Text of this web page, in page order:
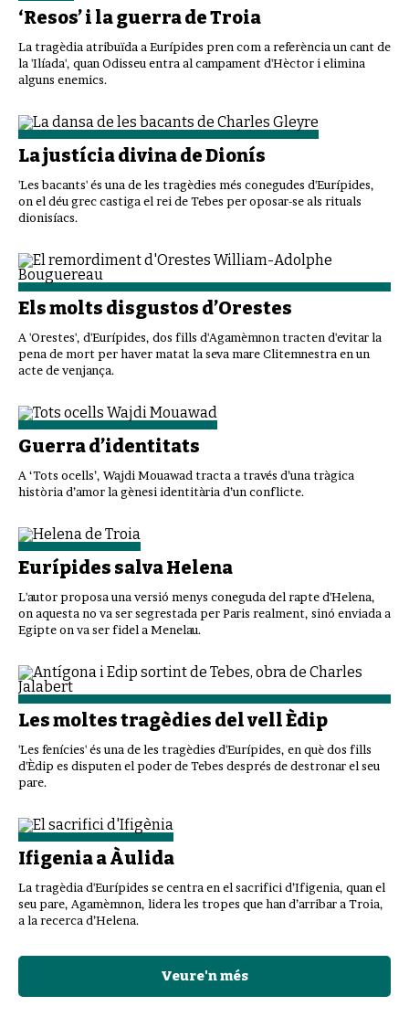
‘Resos’ i la guerra de Troia
La tragèdia atribuïda a Eurípides pren com a referència un cant de
la 'Ilíada', quan Odisseu entra al campament d'Hèctor i elimina
alguns enemics.
La justícia divina de Dionís
'Les bacants' és una de les tragèdies més conegudes d'Eurípides,
on el déu grec castiga el rei de Tebes per oposar-se als rituals
dionisíacs.
Els molts disgustos d’Orestes
A 'Orestes', d'Eurípides, dos fills d'Agamèmnon tracten d'evitar la
pena de mort per haver matat la seva mare Clitemnestra en un
acte de venjança.
Guerra d’identitats
A ‘Tots ocells’, Wajdi Mouawad tracta a través d’una tràgica
història d’amor la gènesi identitària d’un conflicte.
Eurípides salva Helena
L'autor proposa una versió menys coneguda del rapte d'Helena,
on aquesta no va ser segrestada per Paris realment, sinó enviada a
Egipte on va ser fidel a Menelau.
Les moltes tragèdies del vell Èdip
'Les fenícies' és una de les tragèdies d'Eurípides, en què dos fills
d'Èdip es disputen el poder de Tebes després de destronar el seu
pare.
Ifigenia a Àulida
La tragèdia d'Eurípides se centra en el sacrifici d’Ifigenia, quan el
seu pare, Agamèmnon, lidera les tropes que han d’arribar a Troia,
a la recerca d’Helena.
Veure'n més